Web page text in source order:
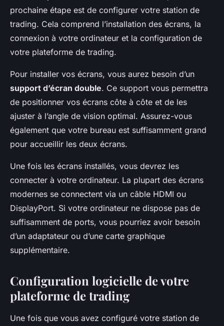
prochaine étape est de configurer votre station de
trading. Cela comprend l’installation des écrans, la
connexion à votre ordinateur et la configuration de
votre plateforme de trading.
Pour installer vos écrans, vous aurez besoin d’un
support d’écran double. Ce support vous permettra
de positionner vos écrans côte à côte et de les
ajuster à l’angle de vision optimal. Assurez-vous
également que votre bureau est suffisamment grand
pour accueillir les deux écrans.
Une fois les écrans installés, vous devrez les
connecter à votre ordinateur. La plupart des écrans
modernes se connectent via un câble HDMI ou
DisplayPort. Si votre ordinateur ne dispose pas de
suffisamment de ports, vous pourriez avoir besoin
d’un adaptateur ou d’une carte graphique
supplémentaire.
Configuration logicielle de votre
plateforme de trading
Une fois que vous avez configuré votre station de